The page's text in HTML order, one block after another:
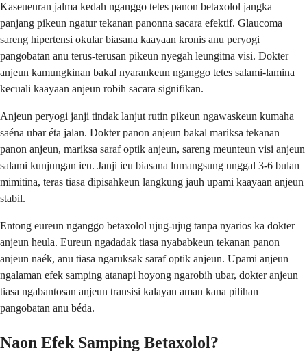
Kaseueuran jalma kedah nganggo tetes panon betaxolol jangka
panjang pikeun ngatur tekanan panonna sacara efektif. Glaucoma
sareng hipertensi okular biasana kaayaan kronis anu peryogi
pangobatan anu terus-terusan pikeun nyegah leungitna visi. Dokter
anjeun kamungkinan bakal nyarankeun nganggo tetes salami-lamina
kecuali kaayaan anjeun robih sacara signifikan.
Anjeun peryogi janji tindak lanjut rutin pikeun ngawaskeun kumaha
saéna ubar éta jalan. Dokter panon anjeun bakal mariksa tekanan
panon anjeun, mariksa saraf optik anjeun, sareng meunteun visi anjeun
salami kunjungan ieu. Janji ieu biasana lumangsung unggal 3-6 bulan
mimitina, teras tiasa dipisahkeun langkung jauh upami kaayaan anjeun
stabil.
Entong eureun nganggo betaxolol ujug-ujug tanpa nyarios ka dokter
anjeun heula. Eureun ngadadak tiasa nyababkeun tekanan panon
anjeun naék, anu tiasa ngaruksak saraf optik anjeun. Upami anjeun
ngalaman efek samping atanapi hoyong ngarobih ubar, dokter anjeun
tiasa ngabantosan anjeun transisi kalayan aman kana pilihan
pangobatan anu béda.
Naon Efek Samping Betaxolol?